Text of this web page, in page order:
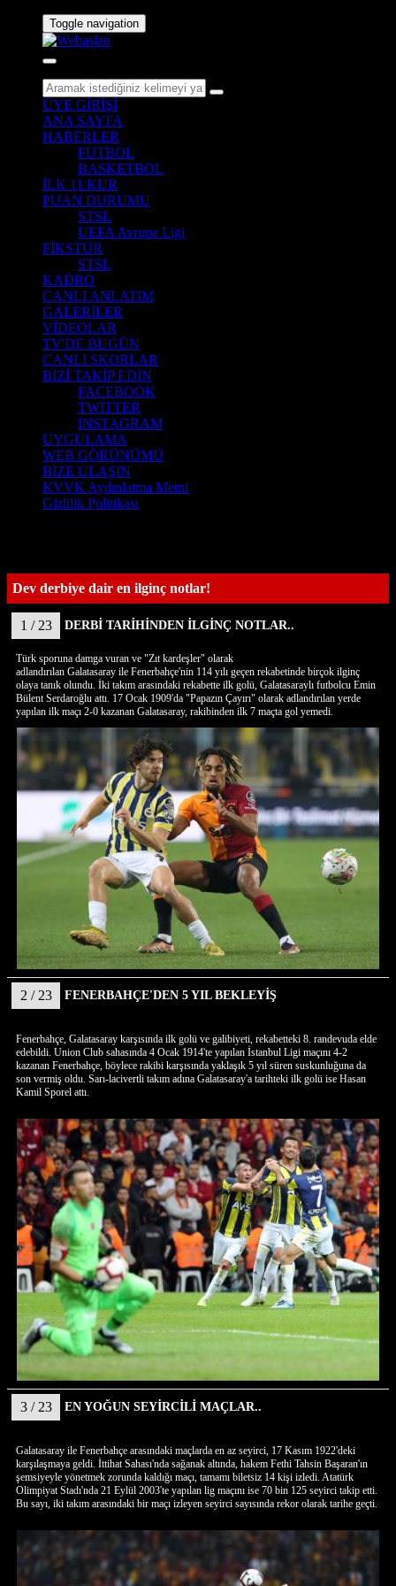
Toggle navigation
ÜYE GİRİŞİ
ANA SAYFA
HABERLER
FUTBOL
BASKETBOL
İLK 11 KUR
PUAN DURUMU
STSL
UEFA Avrupa Ligi
FİKSTÜR
STSL
KADRO
CANLI ANLATIM
GALERİLER
VİDEOLAR
TV'DE BUGÜN
CANLI SKORLAR
BİZİ TAKİP EDİN
FACEBOOK
TWİTTER
INSTAGRAM
UYGULAMA
WEB GÖRÜNÜMÜ
BİZE ULAŞIN
KVVK Aydınlatma Metni
Gizlilik Politikası
Dev derbiye dair en ilginç notlar!
1 / 23 DERBİ TARİHİNDEN İLGİNÇ NOTLAR..
Türk sporuna damga vuran ve "Zıt kardeşler" olarak
adlandırılan Galatasaray ile Fenerbahçe'nin 114 yılı geçen rekabetinde birçok ilginç
olaya tanık olundu. İki takım arasındaki rekabette ilk golü, Galatasaraylı futbolcu Emin
Bülent Serdaroğlu attı. 17 Ocak 1909'da "Papazın Çayırı" olarak adlandırılan yerde
yapılan ilk maçı 2-0 kazanan Galatasaray, rakibinden ilk 7 maçta gol yemedi.
2 / 23 FENERBAHÇE'DEN 5 YIL BEKLEYİŞ
Fenerbahçe, Galatasaray karşısında ilk golü ve galibiyeti, rekabetteki 8. randevuda elde
edebildi. Union Club sahasında 4 Ocak 1914'te yapılan İstanbul Ligi maçını 4-2
kazanan Fenerbahçe, böylece rakibi karşısında yaklaşık 5 yıl süren suskunluğuna da
son vermiş oldu. Sarı-lacivertli takım adına Galatasaray'a tarihteki ilk golü ise Hasan
Kamil Sporel attı.
3 / 23 EN YOĞUN SEYİRCİLİ MAÇLAR..
Galatasaray ile Fenerbahçe arasındaki maçlarda en az seyirci, 17 Kasım 1922'deki
karşılaşmaya geldi. İttihat Sahası'nda sağanak altında, hakem Fethi Tahsin Başaran'ın
şemsiyeyle yönetmek zorunda kaldığı maçı, tamamı biletsiz 14 kişi izledi. Atatürk
Olimpiyat Stadı'nda 21 Eylül 2003'te yapılan lig maçını ise 70 bin 125 seyirci takip etti.
Bu sayı, iki takım arasındaki bir maçı izleyen seyirci sayısında rekor olarak tarihe geçti.